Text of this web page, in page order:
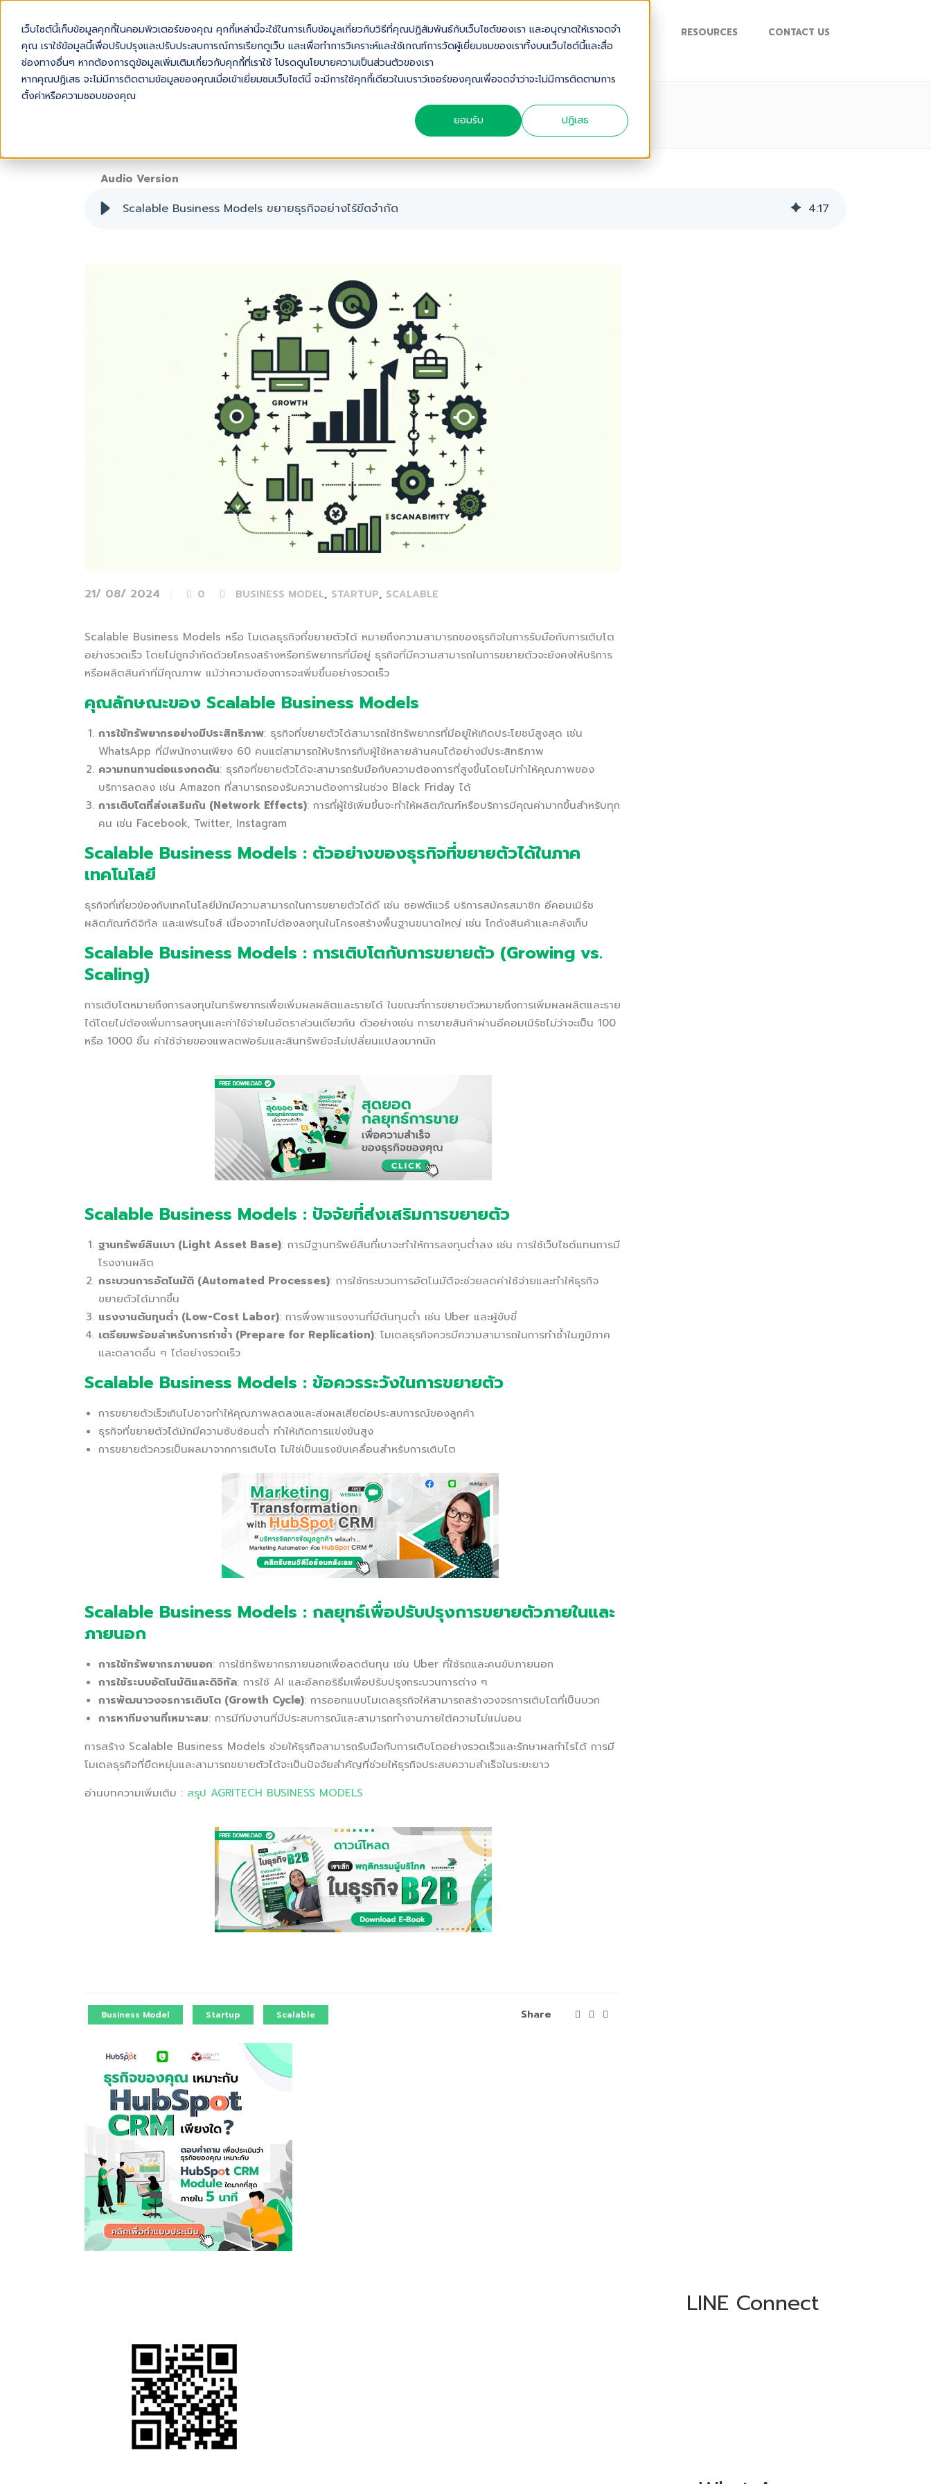
เว็บไซต์นี้เก็บข้อมูลคุกกี้ในคอมพิวเตอร์ของคุณ คุกกี้เหล่านี้จะใช้ในการเก็บข้อมูลเกี่ยวกับวิธีที่คุณปฏิสัมพันธ์กับเว็บไซต์ของเรา และอนุญาตให้เราจดจำ
คุณ เราใช้ข้อมูลนี้เพื่อปรับปรุงและปรับประสบการณ์การเรียกดูเว็บ และเพื่อทำการวิเคราะห์และใช้เกณฑ์การวัดผู้เยี่ยมชมของเราทั้งบนเว็บไซต์นี้และสื่อ
ช่องทางอื่นๆ หากต้องการดูข้อมูลเพิ่มเติมเกี่ยวกับคุกกี้ที่เราใช้ โปรดดูนโยบายความเป็นส่วนตัวของเรา
หากคุณปฏิเสธ จะไม่มีการติดตามข้อมูลของคุณเมื่อเข้าเยี่ยมชมเว็บไซต์นี้ จะมีการใช้คุกกี้เดียวในเบราว์เซอร์ของคุณเพื่อจดจำว่าจะไม่มีการติดตามการ
ตั้งค่าหรือความชอบของคุณ
ยอมรับ
ปฏิเสธ
ABOUT US SOLUTIONS INDUSTRIES SERVICES & SUPPORT RESOURCES CONTACT US
Audio Version
Scalable Business Models ขยายธุรกิจอย่างไร้ขีดจำกัด 4:17
21/ 08/ 2024 0 BUSINESS MODEL, STARTUP, SCALABLE
Scalable Business Models หรือ โมเดลธุรกิจที่ขยายตัวได้ หมายถึงความสามารถของธุรกิจในการรับมือกับการเติบโต
อย่างรวดเร็ว โดยไม่ถูกจำกัดด้วยโครงสร้างหรือทรัพยากรที่มีอยู่ ธุรกิจที่มีความสามารถในการขยายตัวจะยังคงให้บริการ
หรือผลิตสินค้าที่มีคุณภาพ แม้ว่าความต้องการจะเพิ่มขึ้นอย่างรวดเร็ว
คุณลักษณะของ Scalable Business Models
การใช้ทรัพยากรอย่างมีประสิทธิภาพ: ธุรกิจที่ขยายตัวได้สามารถใช้ทรัพยากรที่มีอยู่ให้เกิดประโยชน์สูงสุด เช่น
WhatsApp ที่มีพนักงานเพียง 60 คนแต่สามารถให้บริการกับผู้ใช้หลายล้านคนได้อย่างมีประสิทธิภาพ
ความทนทานต่อแรงกดดัน: ธุรกิจที่ขยายตัวได้จะสามารถรับมือกับความต้องการที่สูงขึ้นโดยไม่ทำให้คุณภาพของ
บริการลดลง เช่น Amazon ที่สามารถรองรับความต้องการในช่วง Black Friday ได้
การเติบโตที่ส่งเสริมกัน (Network Effects): การที่ผู้ใช้เพิ่มขึ้นจะทำให้ผลิตภัณฑ์หรือบริการมีคุณค่ามากขึ้นสำหรับทุก
คน เช่น Facebook, Twitter, Instagram
Scalable Business Models : ตัวอย่างของธุรกิจที่ขยายตัวได้ในภาค
เทคโนโลยี
ธุรกิจที่เกี่ยวข้องกับเทคโนโลยีมักมีความสามารถในการขยายตัวได้ดี เช่น ซอฟต์แวร์ บริการสมัครสมาชิก อีคอมเมิร์ซ
ผลิตภัณฑ์ดิจิทัล และแฟรนไชส์ เนื่องจากไม่ต้องลงทุนในโครงสร้างพื้นฐานขนาดใหญ่ เช่น โกดังสินค้าและคลังเก็บ
Scalable Business Models : การเติบโตกับการขยายตัว (Growing vs.
Scaling)
การเติบโตหมายถึงการลงทุนในทรัพยากรเพื่อเพิ่มผลผลิตและรายได้ ในขณะที่การขยายตัวหมายถึงการเพิ่มผลผลิตและราย
ได้โดยไม่ต้องเพิ่มการลงทุนและค่าใช้จ่ายในอัตราส่วนเดียวกัน ตัวอย่างเช่น การขายสินค้าผ่านอีคอมเมิร์ซไม่ว่าจะเป็น 100
หรือ 1000 ชิ้น ค่าใช้จ่ายของแพลตฟอร์มและสินทรัพย์จะไม่เปลี่ยนแปลงมากนัก
Scalable Business Models : ปัจจัยที่ส่งเสริมการขยายตัว
ฐานทรัพย์สินเบา (Light Asset Base): การมีฐานทรัพย์สินที่เบาจะทำให้การลงทุนต่ำลง เช่น การใช้เว็บไซต์แทนการมี
โรงงานผลิต
กระบวนการอัตโนมัติ (Automated Processes): การใช้กระบวนการอัตโนมัติจะช่วยลดค่าใช้จ่ายและทำให้ธุรกิจ
ขยายตัวได้มากขึ้น
แรงงานต้นทุนต่ำ (Low-Cost Labor): การพึ่งพาแรงงานที่มีต้นทุนต่ำ เช่น Uber และผู้ขับขี่
เตรียมพร้อมสำหรับการทำซ้ำ (Prepare for Replication): โมเดลธุรกิจควรมีความสามารถในการทำซ้ำในภูมิภาค
และตลาดอื่น ๆ ได้อย่างรวดเร็ว
Scalable Business Models : ข้อควรระวังในการขยายตัว
การขยายตัวเร็วเกินไปอาจทำให้คุณภาพลดลงและส่งผลเสียต่อประสบการณ์ของลูกค้า
ธุรกิจที่ขยายตัวได้มักมีความซับซ้อนต่ำ ทำให้เกิดการแข่งขันสูง
การขยายตัวควรเป็นผลมาจากการเติบโต ไม่ใช่เป็นแรงขับเคลื่อนสำหรับการเติบโต
Scalable Business Models : กลยุทธ์เพื่อปรับปรุงการขยายตัวภายในและ
ภายนอก
การใช้ทรัพยากรภายนอก: การใช้ทรัพยากรภายนอกเพื่อลดต้นทุน เช่น Uber ที่ใช้รถและคนขับภายนอก
การใช้ระบบอัตโนมัติและดิจิทัล: การใช้ AI และอัลกอริธึมเพื่อปรับปรุงกระบวนการต่าง ๆ
การพัฒนาวงจรการเติบโต (Growth Cycle): การออกแบบโมเดลธุรกิจให้สามารถสร้างวงจรการเติบโตที่เป็นบวก
การหาทีมงานที่เหมาะสม: การมีทีมงานที่มีประสบการณ์และสามารถทำงานภายใต้ความไม่แน่นอน
การสร้าง Scalable Business Models ช่วยให้ธุรกิจสามารถรับมือกับการเติบโตอย่างรวดเร็วและรักษาผลกำไรได้ การมี
โมเดลธุรกิจที่ยืดหยุ่นและสามารถขยายตัวได้จะเป็นปัจจัยสำคัญที่ช่วยให้ธุรกิจประสบความสำเร็จในระยะยาว
อ่านบทความเพิ่มเติม : สรุป AGRITECH BUSINESS MODELS
Business Model Startup Scalable Share
LINE Connect